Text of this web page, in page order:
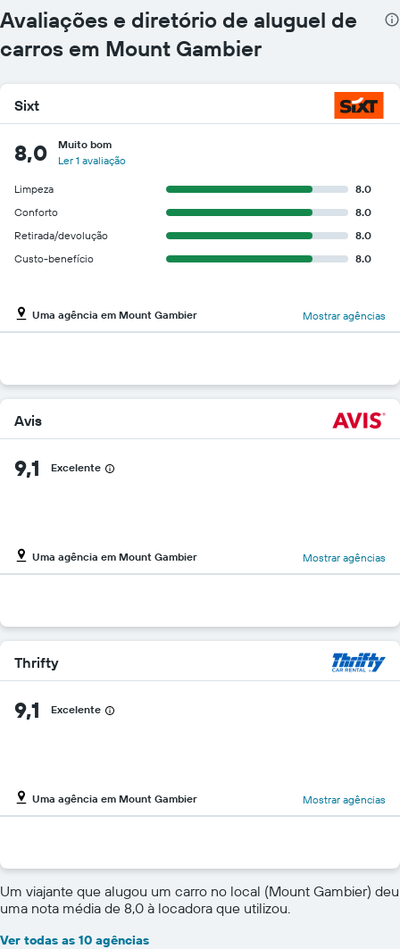
Avaliações e diretório de aluguel de
carros em Mount Gambier
Sixt
8,0
Muito bom
Ler 1 avaliação
Limpeza
8.0
Conforto
8.0
Retirada/devolução
8.0
Custo-benefício
8.0
Uma agência em Mount Gambier Mostrar agências
Avis
9,1 Excelente
Uma agência em Mount Gambier Mostrar agências
Thrifty
9,1 Excelente
Uma agência em Mount Gambier Mostrar agências
Um viajante que alugou um carro no local (Mount Gambier) deu
uma nota média de 8,0 à locadora que utilizou.
Ver todas as 10 agências